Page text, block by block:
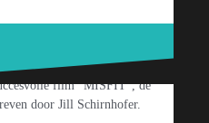
hoofdpartner van de
So Ibiza” is? De film is
film “MISFIT”, de
door Jill Schirnhofer.